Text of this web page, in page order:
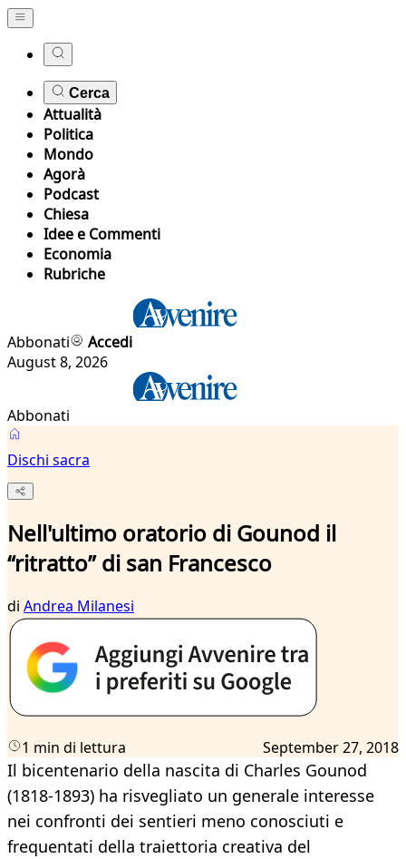
Cerca
Attualità
Politica
Mondo
Agorà
Podcast
Chiesa
Idee e Commenti
Economia
Rubriche
Abbonati
Accedi
August 8, 2026
Abbonati
Dischi sacra
Nell'ultimo oratorio di Gounod il
“ritratto” di san Francesco
di Andrea Milanesi
1 min di lettura September 27, 2018
Il bicentenario della nascita di Charles Gounod
(1818-1893) ha risvegliato un generale interesse
nei confronti dei sentieri meno conosciuti e
frequentati della traiettoria creativa del